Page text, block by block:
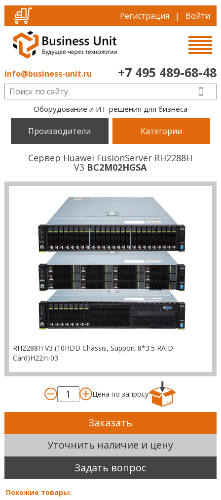
Регистрация | Войти
info@business-unit.ru +7 495 489-68-48
Оборудование и ИТ-решения для бизнеса
Производители Категории
Сервер Huawei FusionServer RH2288H
V3 BC2M02HGSA
RH2288H V3 (10HDD Chassis, Support 8*3.5 RAID
Card)H22H-03
Цена по запросу
Заказать
Уточнить наличие и цену
Задать вопрос
Похожие товары: